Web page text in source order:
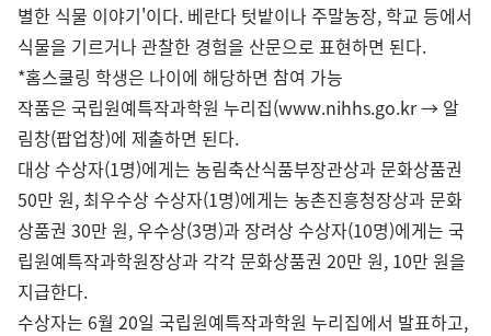
별한 식물 이야기'이다. 베란다 텃밭이나 주말농장, 학교 등에서
식물을 기르거나 관찰한 경험을 산문으로 표현하면 된다.
*홈스쿨링 학생은 나이에 해당하면 참여 가능
작품은 국립원예특작과학원 누리집(www.nihhs.go.kr → 알
림창(팝업창)에 제출하면 된다.
대상 수상자(1명)에게는 농림축산식품부장관상과 문화상품권
50만 원, 최우수상 수상자(1명)에게는 농촌진흥청장상과 문화
상품권 30만 원, 우수상(3명)과 장려상 수상자(10명)에게는 국
립원예특작과학원장상과 각각 문화상품권 20만 원, 10만 원을
지급한다.
수상자는 6월 20일 국립원예특작과학원 누리집에서 발표하고,